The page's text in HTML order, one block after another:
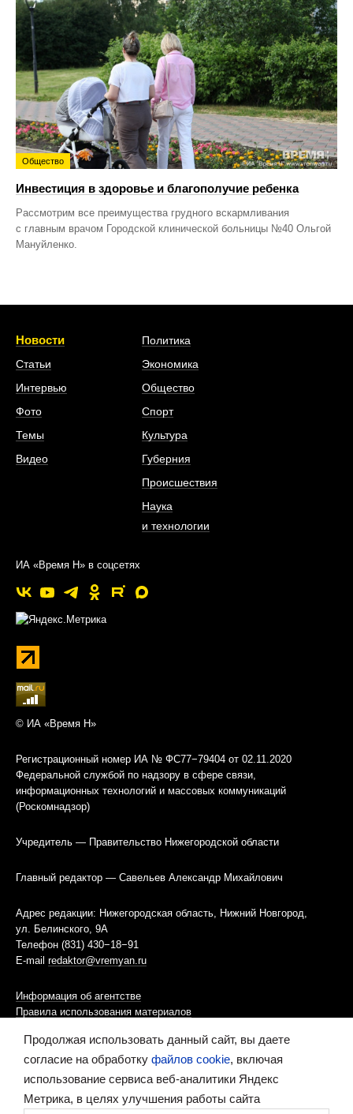
Общество
Инвестиция в здоровье и благополучие ребенка
Рассмотрим все преимущества грудного вскармливания
с главным врачом Городской клинической больницы №40 Ольгой
Мануйленко.
Новости
Статьи
Интервью
Фото
Темы
Видео
Политика
Экономика
Общество
Спорт
Культура
Губерния
Происшествия
Наука
и технологии
ИА «Время Н» в соцсетях
© ИА «Время Н»
Регистрационный номер ИА № ФС77−79404 от 02.11.2020
Федеральной службой по надзору в сфере связи,
информационных технологий и массовых коммуникаций
(Роскомнадзор)
Учредитель — Правительство Нижегородской области
Главный редактор — Савельев Александр Михайлович
Адрес редакции: Нижегородская область, Нижний Новгород,
ул. Белинского, 9А
Телефон (831) 430−18−91
E-mail redaktor@vremyan.ru
Информация об агентстве
Правила использования материалов
Информационная политика использования «cookies»-файлов
Ресурс содержит материалы 16+
Продолжая использовать данный сайт, вы даете
согласие на обработку файлов cookie, включая
использование сервиса веб-аналитики Яндекс
Метрика, в целях улучшения работы сайта